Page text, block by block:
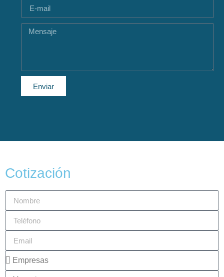
Enviar
Cotización